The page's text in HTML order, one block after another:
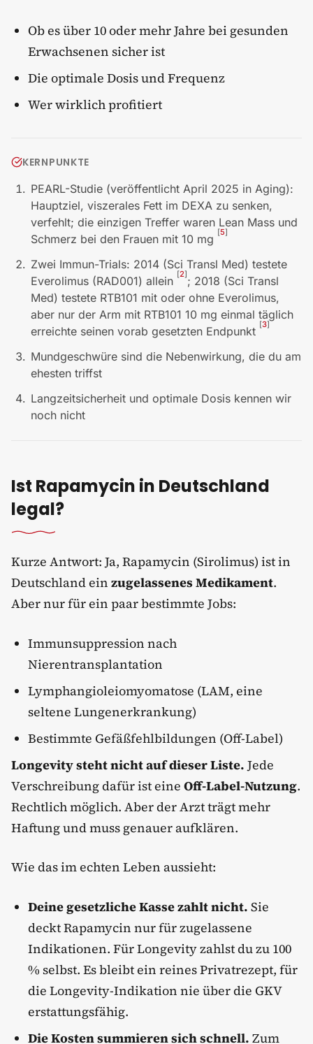
Ob es über 10 oder mehr Jahre bei gesunden
Erwachsenen sicher ist
Die optimale Dosis und Frequenz
Wer wirklich profitiert
KERNPUNKTE
PEARL-Studie (veröffentlicht April 2025 in Aging):
Hauptziel, viszerales Fett im DEXA zu senken,
verfehlt; die einzigen Treffer waren Lean Mass und
Schmerz bei den Frauen mit 10 mg [5]
Zwei Immun-Trials: 2014 (Sci Transl Med) testete
Everolimus (RAD001) allein [2]; 2018 (Sci Transl
Med) testete RTB101 mit oder ohne Everolimus,
aber nur der Arm mit RTB101 10 mg einmal täglich
erreichte seinen vorab gesetzten Endpunkt [3]
Mundgeschwüre sind die Nebenwirkung, die du am
ehesten triffst
Langzeitsicherheit und optimale Dosis kennen wir
noch nicht
Ist Rapamycin in Deutschland
legal?
Kurze Antwort: Ja, Rapamycin (Sirolimus) ist in
Deutschland ein zugelassenes Medikament.
Aber nur für ein paar bestimmte Jobs:
Immunsuppression nach
Nierentransplantation
Lymphangioleiomyomatose (LAM, eine
seltene Lungenerkrankung)
Bestimmte Gefäßfehlbildungen (Off-Label)
Longevity steht nicht auf dieser Liste. Jede
Verschreibung dafür ist eine Off-Label-Nutzung.
Rechtlich möglich. Aber der Arzt trägt mehr
Haftung und muss genauer aufklären.
Wie das im echten Leben aussieht:
Deine gesetzliche Kasse zahlt nicht. Sie
deckt Rapamycin nur für zugelassene
Indikationen. Für Longevity zahlst du zu 100
% selbst. Es bleibt ein reines Privatrezept, für
die Longevity-Indikation nie über die GKV
erstattungsfähig.
Die Kosten summieren sich schnell. Zum